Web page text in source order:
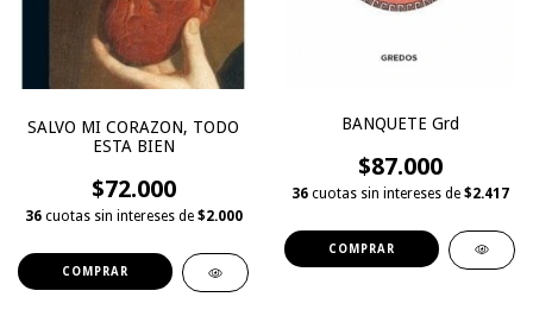
SALVO MI CORAZON, TODO
ESTA BIEN
$72.000
36 cuotas sin intereses de $2.000
BANQUETE Grd
$87.000
36 cuotas sin intereses de $2.417